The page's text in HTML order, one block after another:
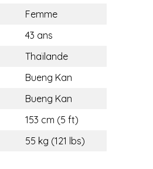
Femme
43 ans
Thaïlande
Bueng Kan
Bueng Kan
153 cm (5 ft)
55 kg (121 lbs)